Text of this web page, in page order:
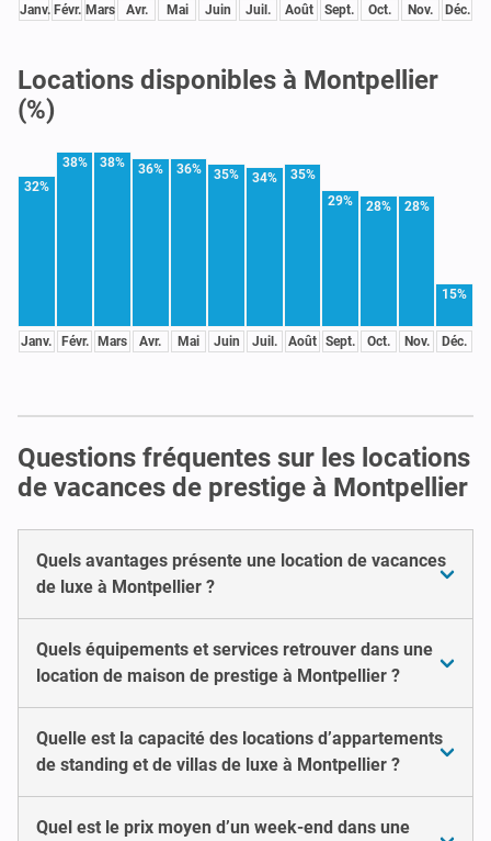
Janv. Févr. Mars Avr. Mai Juin Juil. Août Sept. Oct. Nov. Déc.
Locations disponibles à Montpellier
(%)
32%
Janv.
38%
Févr.
38%
Mars
36%
Avr.
36%
Mai
35%
Juin
34%
Juil.
35%
Août
29%
Sept.
28%
Oct.
28%
Nov.
15%
Déc.
Questions fréquentes sur les locations
de vacances de prestige à Montpellier
Quels avantages présente une location de vacances
de luxe à Montpellier ?
Quels équipements et services retrouver dans une
location de maison de prestige à Montpellier ?
Quelle est la capacité des locations d’appartements
de standing et de villas de luxe à Montpellier ?
Quel est le prix moyen d’un week-end dans une